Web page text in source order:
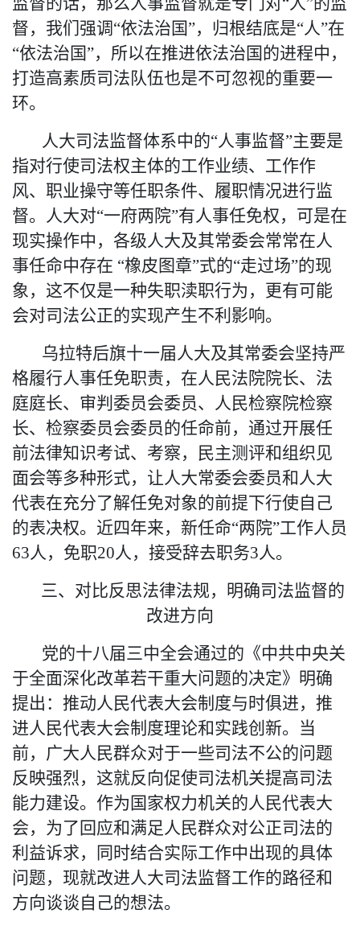
督，我们强调“依法治国”，归根结底是“人”在
“依法治国”，所以在推进依法治国的进程中，
打造高素质司法队伍也是不可忽视的重要一
环。
人大司法监督体系中的“人事监督”主要是
指对行使司法权主体的工作业绩、 工作作
风、职业操守等任职条件、履职情况进行监
督。人大对“一府两院”有人事任免权，可是在
现实操作中，各级人大及其常委会常常在人
事任命中存在 “橡皮图章”式的“走过场”的现
象，这不仅是一种失职渎职行为，更有可能
会对司法公正的实现产生不利影响。
乌拉特后旗十一届人大及其常委会坚持严
格履行人事任免职责，在人民法院院长、法
庭庭长、审判委员会委员、人民检察院检察
长、检察委员会委员的任命前， 通过开展任
前法律知识考试、 考察， 民主测评和组织见
面会等多种形式，让人大常委会委员和人大
代表在充分了解任免对象的前提下行使自己
的表决权。 近四年来，新任命“两院”工作人员
63人， 免职20人，接受辞去职务3人。
三、对比反思法律法规，明确司法监督的
改进方向
党的十八届三中全会通过的《中共中央关
于全面深化改革若干重大问题的决定》明确
提出 ： 推动人民代表大会制度与时俱进，推
进人民代表大会制度理论和实践创新。 当
前，广大人民群众对于一些司法不公的问题
反映强烈，这就反向促使司法机关提高司法
能力建设。作为国家权力机关的人民代表大
会，为了回应和满足人民群众对公正司法的
利益诉求，同时结合实际工作中出现的具体
问题， 现就改进人大司法监督工作的路径和
方向谈谈自己的想法。